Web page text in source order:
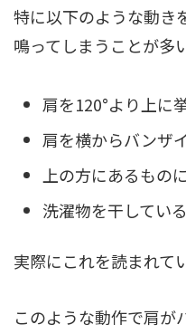
特に以下のような動き
鳴ってしまうことが多
肩を120°より上に
肩を横からバンザ
上の方にあるもの
洗濯物を干している
実際にこれを読まれて
このような動作で肩が